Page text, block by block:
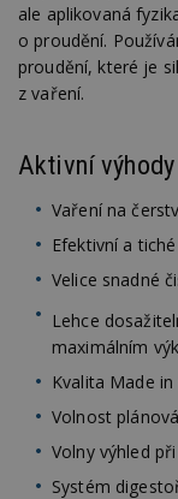
ale aplikovaná
o proudění.
proudění, které je
z vaření.
Aktivní
Vaření na
Efektivní a
Velice snadné
Lehce
maximálním
Kvalita Made
Volnost
Volny výhled
Systém